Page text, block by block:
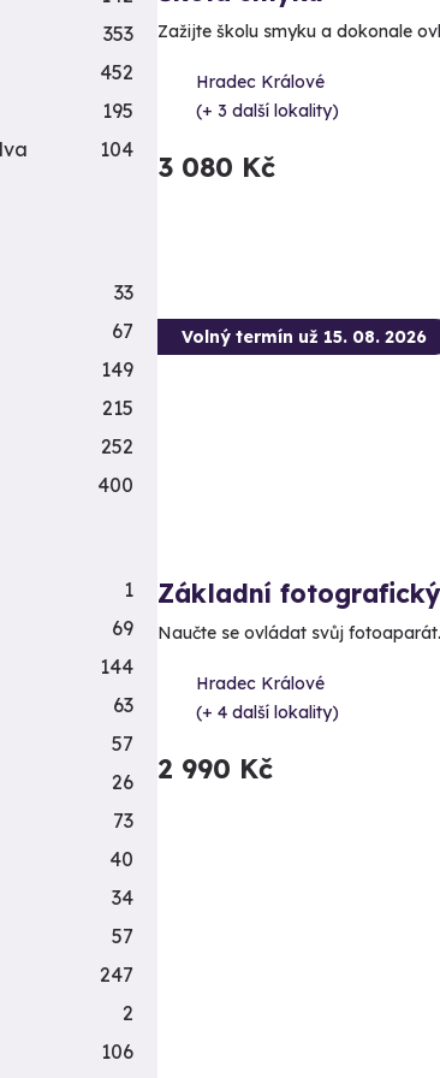
Zažijte školu smyku a dokonale
Hradec Králové
(+ 3 další lokality)
3 080 Kč
Volný termín už 15. 08. 2026
Základní
Naučte se ovládat svůj fotoaparát.
Hradec Králové
(+ 4 další lokality)
2 990 Kč
353
452
195
104
33
67
149
215
252
400
1
69
144
63
57
26
73
40
34
57
247
2
106